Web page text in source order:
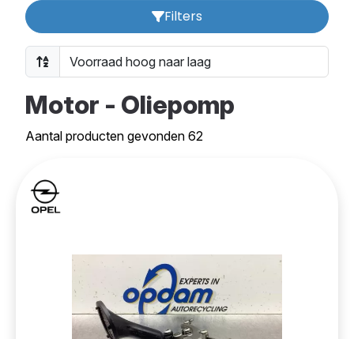
Filters
Motor - Oliepomp
Aantal producten gevonden 62